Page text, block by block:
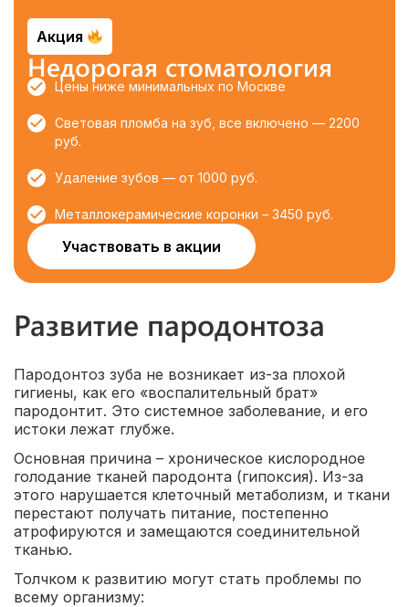
Акция
Недорогая стоматология
Цены ниже минимальных по Москве
Световая пломба на зуб, все включено — 2200
руб.
Удаление зубов — от 1000 руб.
Металлокерамические коронки – 3450 руб.
Участвовать в акции
Развитие пародонтоза
Пародонтоз зуба не возникает из-за плохой
гигиены, как его «воспалительный брат»
пародонтит. Это системное заболевание, и его
истоки лежат глубже.
Основная причина – хроническое кислородное
голодание тканей пародонта (гипоксия). Из-за
этого нарушается клеточный метаболизм, и ткани
перестают получать питание, постепенно
атрофируются и замещаются соединительной
тканью.
Толчком к развитию могут стать проблемы по
всему организму: